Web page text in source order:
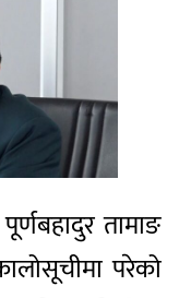
तामाङ
परेको